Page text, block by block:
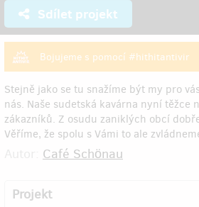
Sdílet projekt
Bojujeme s pomocí #hithitantivir
Stejně jako se tu snažíme být my pro
nás. Naše sudetská kavárna nyní těžce
zákazníků. Z osudu zaniklých obcí
Věříme, že spolu s Vámi to ale
Café Schönau
Projekt